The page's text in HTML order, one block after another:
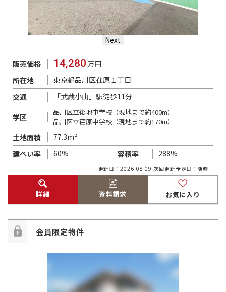
Next
販売価格 14,280 万円
所在地
東京都品川区荏原１丁目
交通
「武蔵小山」駅徒歩11分
学区
品川区立後地中学校（現地まで約400m）
品川区立荏原中学校（現地まで約170m）
土地面積
77.3m²
建ぺい率
60% 容積率 288%
更新日：2026-08-09 次回更新予定日：随時
詳細 資料請求 お気に入り
会員限定物件